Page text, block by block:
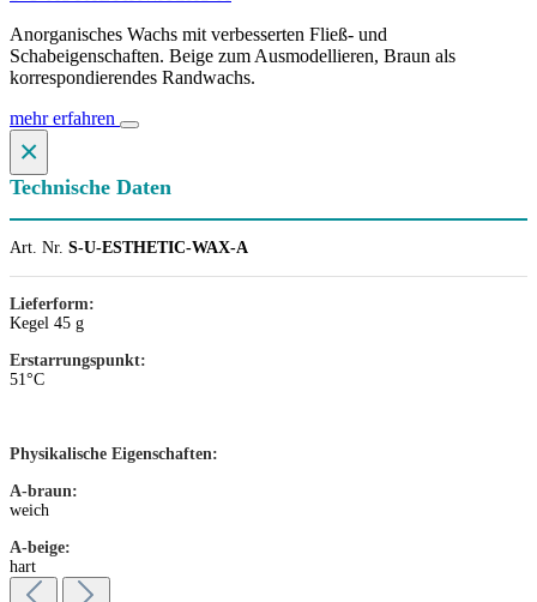
Anorganisches Wachs mit verbesserten Fließ- und
Schabeigenschaften. Beige zum Ausmodellieren, Braun als
korrespondierendes Randwachs.
mehr erfahren
×
Technische Daten
Art. Nr. S-U-ESTHETIC-WAX-A
Lieferform:
Kegel 45 g
Erstarrungspunkt:
51°C
Physikalische Eigenschaften:
A-braun:
weich
A-beige:
hart